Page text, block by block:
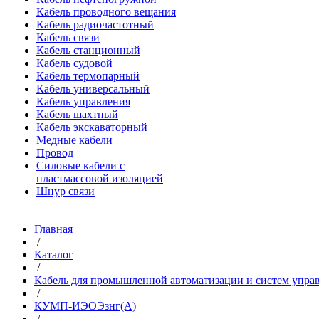
Кабель проводного вещания
Кабель радиочастотный
Кабель связи
Кабель станционный
Кабель судовой
Кабель термопарный
Кабель универсальный
Кабель управления
Кабель шахтный
Кабель экскаваторный
Медные кабели
Провод
Силовые кабели с
пластмассовой изоляцией
Шнур связи
Главная
/
Каталог
/
Кабель для промышленной автоматизации и систем
/
КУМП-ИЭОЭзнг(A)